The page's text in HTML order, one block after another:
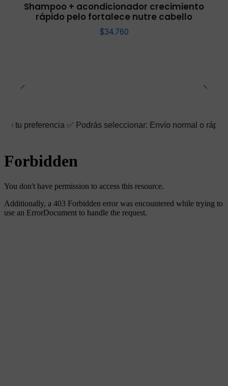
Shampoo + acondicionador crecimiento
rápido pelo fortalece nutre cabello
$34.760
✅ Podrás seleccionar: Envío normal o rápido ☑️